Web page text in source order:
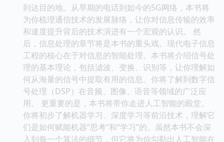
到达目的地。从早期的电话到如今的5G网络，本书将
为你梳理通信技术的发展脉络，让你对信息传输的效率
和速度提升背后的技术演进有一个宏观的认识。 然
后，信息处理的章节将是本书的重头戏。现代电子信息
工程的核心在于对信息的智能处理。本书将介绍信号处
理的基本理论，包括滤波、变换、识别等，让你理解如
何从海量的信号中提取有用的信息。你将了解到数字信
号处理（DSP）在音频、图像、语音等领域的广泛应
用。 更重要的是，本书将带你走进人工智能的殿堂。
你将初步了解机器学习、深度学习等前沿技术，理解它
们是如何赋能机器“思考”和“学习”的。虽然本书不会深
入到每一个算法的细节，但它将为你勾勒出人工智能在